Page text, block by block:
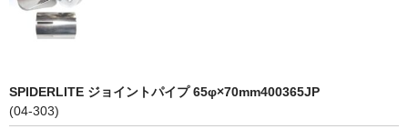
Sitemap
SPIDERLITE ジョイントパイプ 65φ×70mm400365JP
(04-303)